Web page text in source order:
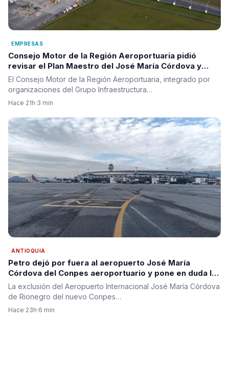
EMPRESAS
Consejo Motor de la Región Aeroportuaria pidió
revisar el Plan Maestro del José María Córdova y
reclamó una visión integral para la infraestructura
aérea del país
El Consejo Motor de la Región Aeroportuaria, integrado por
organizaciones del Grupo Infraestructura…
Hace 21h·3 min
ANTIOQUIA
Petro dejó por fuera al aeropuerto José María
Córdova del Conpes aeroportuario y pone en duda la
segunda pista para Antioquia
La exclusión del Aeropuerto Internacional José María Córdova
de Rionegro del nuevo Conpes…
Hace 23h·6 min